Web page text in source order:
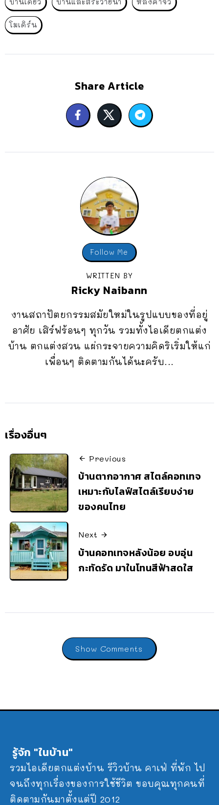
โมเดิร์น
Share Article
Follow Me
WRITTEN BY
Ricky Naibann
งานสถาปัตยกรรมสมัยใหม่ในรูปแบบของที่อยู่
อาศัย เสิร์ฟร้อนๆ ทุกวัน รวมทั้งไอเดียตกแต่ง
บ้าน ตกแต่งสวน แผ่กระจายความคิดริเริ่มให้แก่
เพื่อนๆ ติดตามกันได้นะครับ...
เรื่องอื่นๆ
Previous
บ้านตากอากาศ สไตล์คอทเทจ
เหมาะกับไลฟ์สไตล์เรียบง่าย
ของคนไทย
Next
บ้านคอทเทจหลังน้อย อบอุ่น
กะทัดรัด มาในโทนสีฟ้าสดใส
Show Comments
รู้จัก "ในบ้าน"
รวมไอเดียตกแต่งบ้าน รีวิวบ้าน คาเฟ่ ที่พัก ไป
จนถึงทุกเรื่องของการใช้ชีวิต ขอบคุณทุกคนที่
ติดตามกันมาตั้งแต่ปี 2012